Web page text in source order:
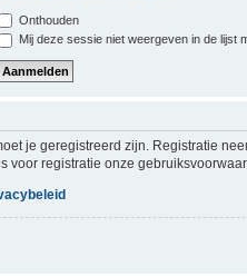
Onthouden
Mij deze sessie niet weergeven in de lijst
je geregistreerd zijn. Registratie
voor registratie onze